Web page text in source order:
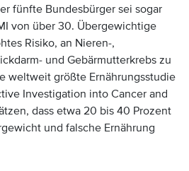
fünfte Bundesbürger sei sogar
von über 30. Übergewichtige
Risiko, an Nieren-,
und Gebärmutterkrebs zu
weltweit größte Ernährungsstudie
Investigation into Cancer and
dass etwa 20 bis 40 Prozent
und falsche Ernährung